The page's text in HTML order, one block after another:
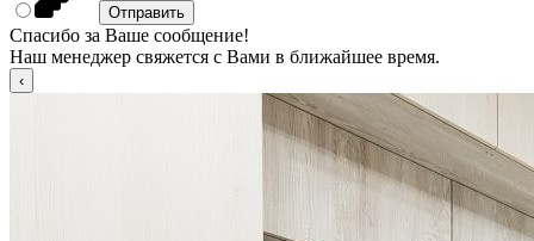
Спасибо за Ваше сообщение!
Наш менеджер свяжется с Вами в ближайшее время.